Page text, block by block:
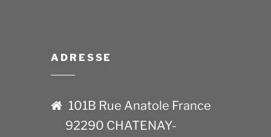
ADRESSE
101B Rue Anatole France
92290 CHATENAY-